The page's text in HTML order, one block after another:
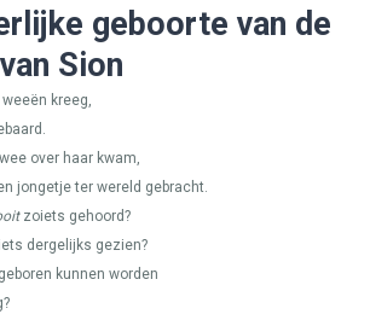
geboorte van de
Sion
kreeg,
over haar kwam,
jongetje ter wereld gebracht.
zoiets gehoord?
dergelijks gezien?
kunnen worden